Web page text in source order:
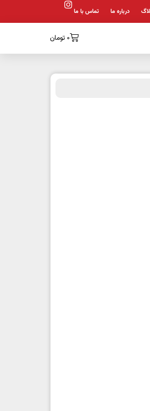
درباره ما تماس با ما
0 تومان